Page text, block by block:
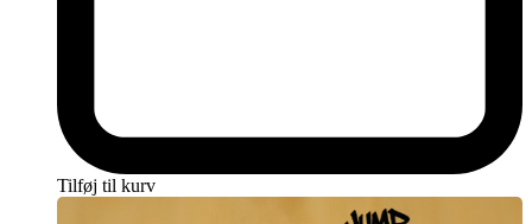
Tilføj til kurv